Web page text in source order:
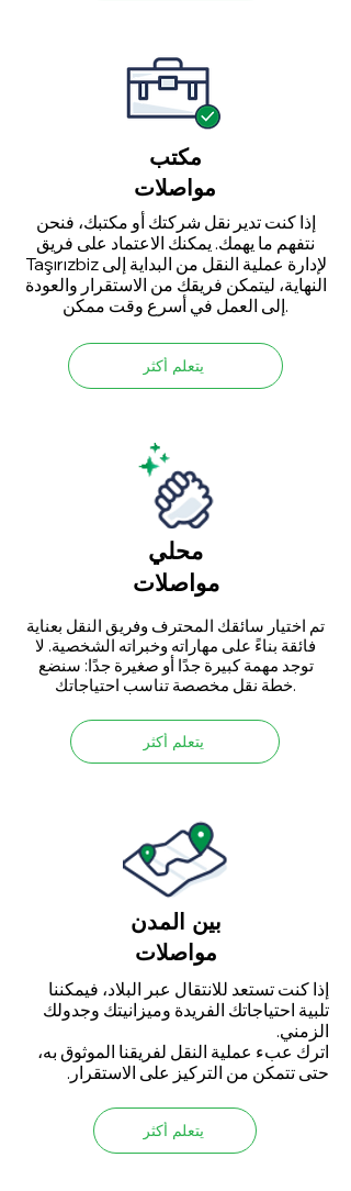
مكتب
مواصلات
إذا كنت تدير نقل شركتك أو مكتبك، فنحن
نتفهم ما يهمك. يمكنك الاعتماد على فريق
Taşırızbiz لإدارة عملية النقل من البداية إلى
النهاية، ليتمكن فريقك من الاستقرار والعودة
إلى العمل في أسرع وقت ممكن.
يتعلم أكثر
محلي
مواصلات
تم اختيار سائقك المحترف وفريق النقل بعناية
فائقة بناءً على مهاراته وخبراته الشخصية. لا
توجد مهمة كبيرة جدًا أو صغيرة جدًا: سنضع
خطة نقل مخصصة تناسب احتياجاتك.
يتعلم أكثر
بين المدن
مواصلات
إذا كنت تستعد للانتقال عبر البلاد، فيمكننا
تلبية احتياجاتك الفريدة وميزانيتك وجدولك
الزمني.
اترك عبء عملية النقل لفريقنا الموثوق به،
حتى تتمكن من التركيز على الاستقرار.
يتعلم أكثر